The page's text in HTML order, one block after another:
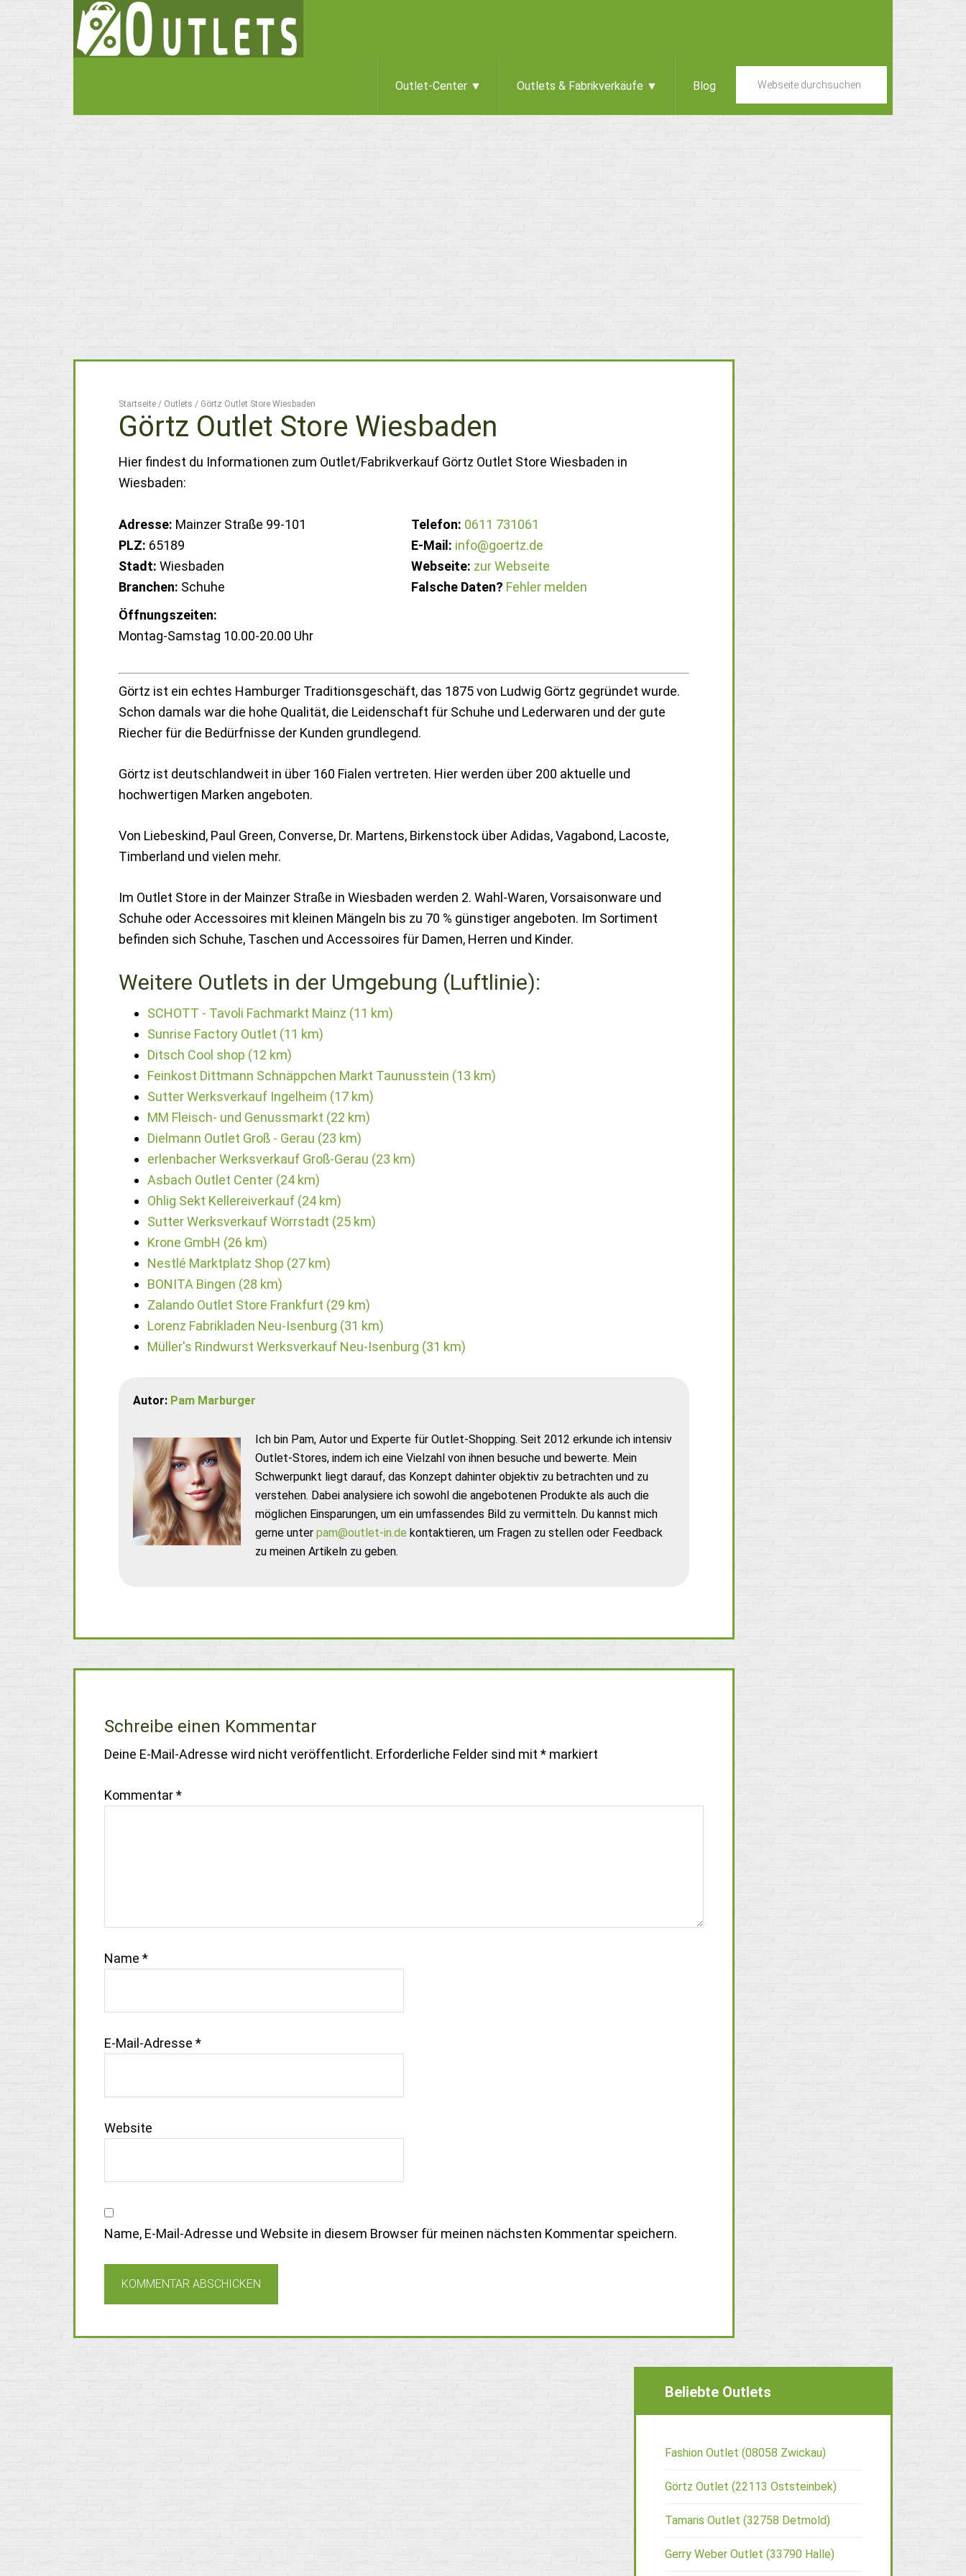
Outlet-Center ▼ Outlets & Fabrikverkäufe ▼ Blog
Startseite / Outlets / Görtz Outlet Store Wiesbaden
Görtz Outlet Store Wiesbaden
Hier findest du Informationen zum Outlet/Fabrikverkauf Görtz Outlet Store Wiesbaden in
Wiesbaden:
Adresse: Mainzer Straße 99-101
PLZ: 65189
Stadt: Wiesbaden
Branchen: Schuhe
Telefon: 0611 731061
E-Mail: info@goertz.de
Webseite: zur Webseite
Falsche Daten? Fehler melden
Öffnungszeiten:
Montag-Samstag 10.00-20.00 Uhr
Görtz ist ein echtes Hamburger Traditionsgeschäft, das 1875 von Ludwig Görtz gegründet wurde.
Schon damals war die hohe Qualität, die Leidenschaft für Schuhe und Lederwaren und der gute
Riecher für die Bedürfnisse der Kunden grundlegend.
Görtz ist deutschlandweit in über 160 Fialen vertreten. Hier werden über 200 aktuelle und
hochwertigen Marken angeboten.
Von Liebeskind, Paul Green, Converse, Dr. Martens, Birkenstock über Adidas, Vagabond, Lacoste,
Timberland und vielen mehr.
Im Outlet Store in der Mainzer Straße in Wiesbaden werden 2. Wahl-Waren, Vorsaisonware und
Schuhe oder Accessoires mit kleinen Mängeln bis zu 70 % günstiger angeboten. Im Sortiment
befinden sich Schuhe, Taschen und Accessoires für Damen, Herren und Kinder.
Weitere Outlets in der Umgebung (Luftlinie):
SCHOTT - Tavoli Fachmarkt Mainz (11 km)
Sunrise Factory Outlet (11 km)
Ditsch Cool shop (12 km)
Feinkost Dittmann Schnäppchen Markt Taunusstein (13 km)
Sutter Werksverkauf Ingelheim (17 km)
MM Fleisch- und Genussmarkt (22 km)
Dielmann Outlet Groß - Gerau (23 km)
erlenbacher Werksverkauf Groß-Gerau (23 km)
Asbach Outlet Center (24 km)
Ohlig Sekt Kellereiverkauf (24 km)
Sutter Werksverkauf Wörrstadt (25 km)
Krone GmbH (26 km)
Nestlé Marktplatz Shop (27 km)
BONITA Bingen (28 km)
Zalando Outlet Store Frankfurt (29 km)
Lorenz Fabrikladen Neu-Isenburg (31 km)
Müller's Rindwurst Werksverkauf Neu-Isenburg (31 km)
Autor: Pam Marburger
Ich bin Pam, Autor und Experte für Outlet-Shopping. Seit 2012 erkunde ich intensiv
Outlet-Stores, indem ich eine Vielzahl von ihnen besuche und bewerte. Mein
Schwerpunkt liegt darauf, das Konzept dahinter objektiv zu betrachten und zu
verstehen. Dabei analysiere ich sowohl die angebotenen Produkte als auch die
möglichen Einsparungen, um ein umfassendes Bild zu vermitteln. Du kannst mich
gerne unter pam@outlet-in.de kontaktieren, um Fragen zu stellen oder Feedback
zu meinen Artikeln zu geben.
Schreibe einen Kommentar
Deine E-Mail-Adresse wird nicht veröffentlicht. Erforderliche Felder sind mit * markiert
Kommentar*
Name *
E-Mail-Adresse *
Website
Name, E-Mail-Adresse und Website in diesem Browser für meinen nächsten Kommentar speichern.
Beliebte Outlets
Fashion Outlet (08058 Zwickau)
Görtz Outlet (22113 Oststeinbek)
Tamaris Outlet (32758 Detmold)
Gerry Weber Outlet (33790 Halle)